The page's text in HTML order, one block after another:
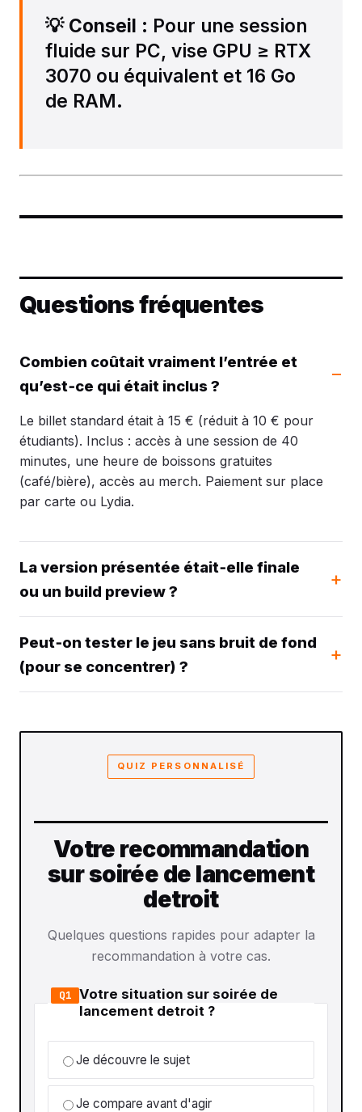
💡 Conseil : Pour une session
fluide sur PC, vise GPU ≥ RTX
3070 ou équivalent et 16 Go
de RAM.
Questions fréquentes
Combien coûtait vraiment l’entrée et
qu’est‑ce qui était inclus ?
Le billet standard était à 15 € (réduit à 10 € pour
étudiants). Inclus : accès à une session de 40
minutes, une heure de boissons gratuites
(café/bière), accès au merch. Paiement sur place
par carte ou Lydia.
La version présentée était‑elle finale
ou un build preview ?
Peut‑on tester le jeu sans bruit de fond
(pour se concentrer) ?
QUIZ PERSONNALISÉ
Votre recommandation
sur soirée de lancement
detroit
Quelques questions rapides pour adapter la
recommandation à votre cas.
Q1 Votre situation sur soirée de
lancement detroit ?
Je découvre le sujet
Je compare avant d'agir